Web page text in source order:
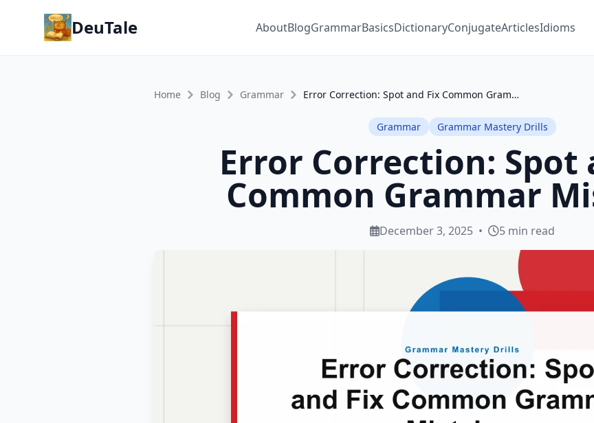
DeuTale AboutBlogGrammarBasicsDictionaryConjugateArticlesIdioms
Home Blog Grammar Error Correction: Spot and Fix Common Grammar Mistakes
Grammar Grammar Mastery Drills
Error Correction: Spot
Common Grammar
December 3, 2025 • 5 min read